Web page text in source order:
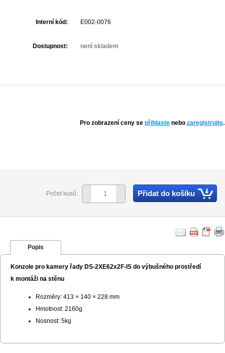
Interní kód: E002-0076
Dostupnost: není skladem
Pro zobrazení ceny se přihlaste nebo zaregistrujte.
Počet kusů: Přidat do košíku
Popis
Konzole pro kamery řady DS-2XE62x2F-IS do výbušného prostředí
k montáži na stěnu
Rozměry: 413 × 140 × 228 mm
Hmotnost: 2160g
Nosnost: 5kg